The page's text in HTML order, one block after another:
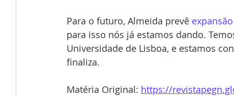
Para o futuro, Almeida prevê
para isso nós já estamos dando.
Universidade de Lisboa, e estamos
finaliza.
Matéria Original: https://